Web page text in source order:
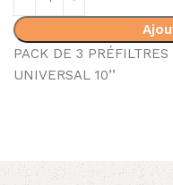
PACK DE 3
UNIVERSAL 10’’